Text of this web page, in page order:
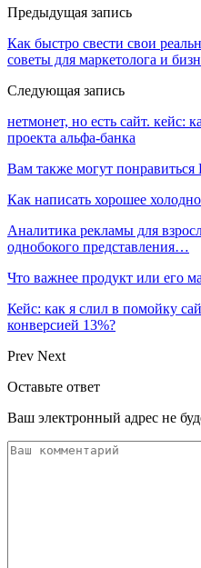
Предыдущая запись
Как быстро свести свои
советы для маркетолога и
Следующая запись
нетмонет, но есть сайт. кейс:
проекта альфа-банка
Вам также могут понравиться
Как написать хорошее
Аналитика рекламы для
однобокого представления…
Что важнее продукт или его
Кейс: как я слил в помойку
конверсией 13%?
Prev Next
Оставьте ответ
Ваш электронный адрес не